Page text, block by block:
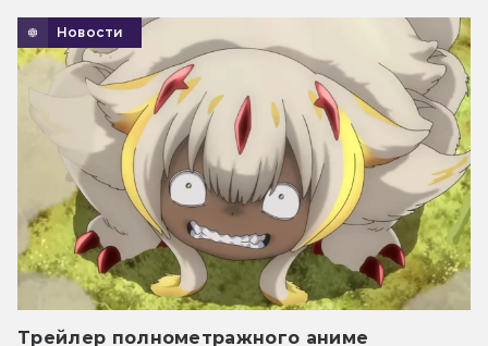
Новости
Трейлер полнометражного аниме